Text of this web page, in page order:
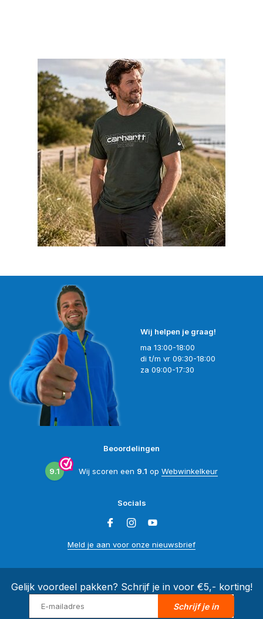
Wij helpen je graag!
ma 13:00-18:00
di t/m vr 09:30-18:00
za 09:00-17:30
Beoordelingen
9.1 Wij scoren een 9.1 op Webwinkelkeur
Socials
Meld je aan voor onze nieuwsbrief
Gelijk voordeel pakken? Schrijf je in voor €5,- korting!
Schrijf je in